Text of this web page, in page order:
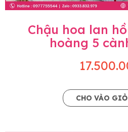
Chậu hoa lan
hoàng 5
CHO VÀO